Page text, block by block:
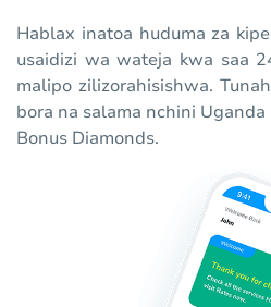
Hablax inatoa huduma za
usaidizi wa wateja kwa saa
malipo zilizorahisishwa.
bora na salama nchini
Bonus Diamonds.